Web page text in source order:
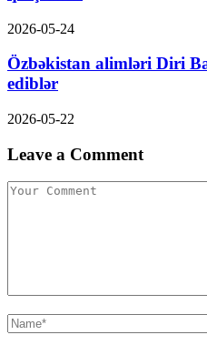
2026-05-24
Özbəkistan alimləri Diri
ediblər
2026-05-22
Leave a Comment